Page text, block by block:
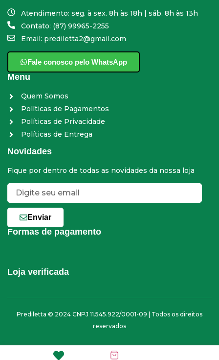
Atendimento: seg. à sex. 8h às 18h | sáb. 8h às 13h
Contato: (87) 99965-2255
Email: prediletta2@gmail.com
Fale conosco pelo WhatsApp
Menu
Quem Somos
Políticas de Pagamentos
Políticas de Privacidade
Políticas de Entrega
Novidades
Fique por dentro de todas as novidades da nossa loja
Enviar
Formas de pagamento
Loja verificada
Prediletta © 2024 CNPJ 11.545.922/0001-09 | Todos os direitos
reservados